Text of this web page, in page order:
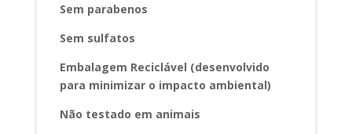
Sem parabenos
Sem sulfatos
Embalagem Reciclável (desenvolvido
para minimizar o impacto ambiental)
Não testado em animais